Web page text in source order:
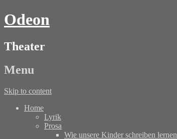
Odeon
Theater
Menu
Skip to content
Home
Lyrik
Prosa
Wie unsere Kinder schreiben lernen